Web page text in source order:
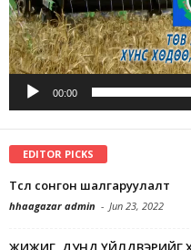
00:00
EDITOR PICKS
Төсөл сонгон шалгаруулалт
hhaagazar admin - Jun 23, 2022